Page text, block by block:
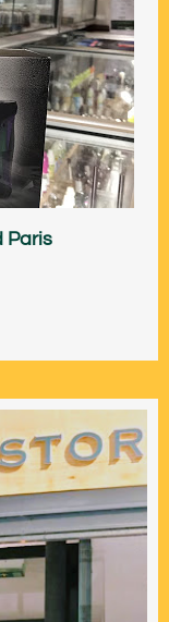
Paris